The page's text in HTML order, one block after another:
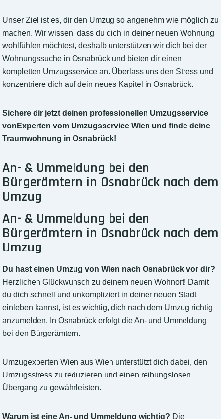
Unser Ziel ist es, dir den Umzug so angenehm wie möglich zu
machen. Wir wissen, dass du dich in deiner neuen Wohnung
wohlfühlen möchtest, deshalb unterstützen wir dich bei der
Wohnungssuche in Osnabrück und bieten dir einen
kompletten Umzugsservice an. Überlass uns den Stress und
konzentriere dich auf dein neues Kapitel in Osnabrück.
Sichere dir jetzt deinen professionellen Umzugsservice
vonExperten vom Umzugsservice Wien und finde deine
Traumwohnung in Osnabrück!
An- & Ummeldung bei den
Bürgerämtern in Osnabrück nach dem
Umzug
An- & Ummeldung bei den
Bürgerämtern in Osnabrück nach dem
Umzug
Du hast einen Umzug von Wien nach Osnabrück vor dir?
Herzlichen Glückwunsch zu deinem neuen Wohnort! Damit
du dich schnell und unkompliziert in deiner neuen Stadt
einleben kannst, ist es wichtig, dich nach dem Umzug richtig
anzumelden. In Osnabrück erfolgt die An- und Ummeldung
bei den Bürgerämtern.
Umzugexperten Wien aus Wien unterstützt dich dabei, den
Umzugsstress zu reduzieren und einen reibungslosen
Übergang zu gewährleisten.
Warum ist eine An- und Ummeldung wichtig? Die